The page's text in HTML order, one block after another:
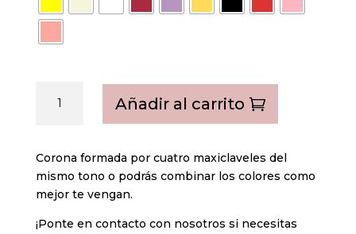
cantidad
Añadir al carrito
Corona formada por cuatro maxiclaveles del
mismo tono o podrás combinar los colores como
mejor te vengan.
¡Ponte en contacto con nosotros si necesitas